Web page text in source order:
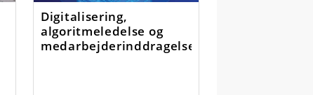
Digitalisering,
algoritmeledelse og
medarbejderinddragelse